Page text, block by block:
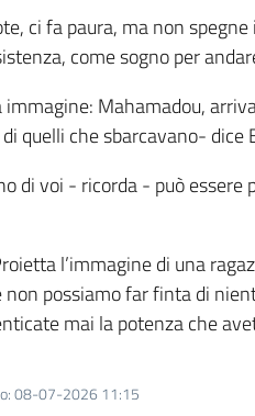
ci fa paura, ma non
come sogno per
immagine: Mahamadou,
quelli che sbarcavano-
di voi - ricorda - può
l’immagine di una
possiamo far finta di
mai la potenza che
:08-07-2026 11:15